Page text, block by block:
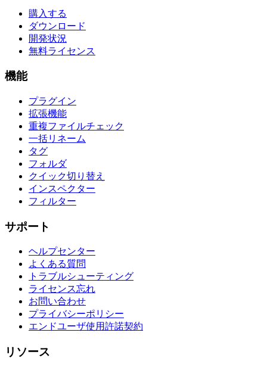
購入する
ダウンロード
開発状況
無料ライセンス
機能
プラグイン
拡張機能
重複ファイルチェック
一括リネーム
タグ
フォルダ
クイック切り替え
インスペクター
フィルター
サポート
ヘルプセンター
よくある質問
トラブルシューティング
ライセンス忘れ
お問い合わせ
プライバシーポリシー
エンドユーザ使用許諾契約
リソース